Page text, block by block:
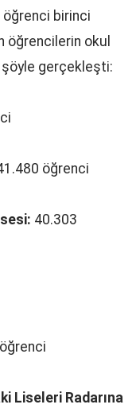
birinci
öğrencilerin okul
şöyle gerçekleşti:
öğrenci
40.303
Liseleri Radarına